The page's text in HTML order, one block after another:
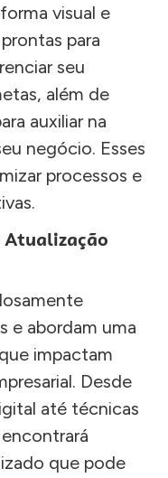
visual e
para
seu
além de
auxiliar na
negócio. Esses
processos e
e abordam uma
impactam
Desde
até técnicas
que pode